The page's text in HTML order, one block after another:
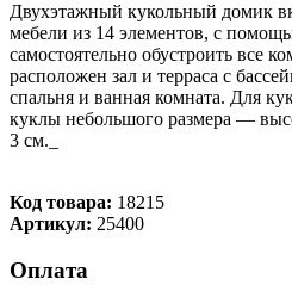
Двухэтажный кукольный домик
мебели из 14 элементов, с
самостоятельно обустроить все
расположен зал и терраса с
спальня и ванная комната. Для
куклы небольшого размера —
3 см._
Код товара: 18215
Артикул: 25400
Оплата